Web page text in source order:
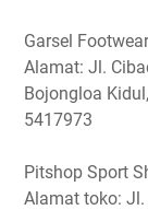
Garsel
Alamat: Jl.
Bojongloa
5417973
Pitshop Sport
Alamat toko: Jl.